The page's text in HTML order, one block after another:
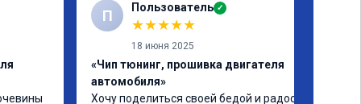
П Пользователь ✓
★★★★★
18 июня 2025
«Чип тюнинг, прошивка двигателя
автомобиля»
Хочу поделиться своей бедой и радостью.